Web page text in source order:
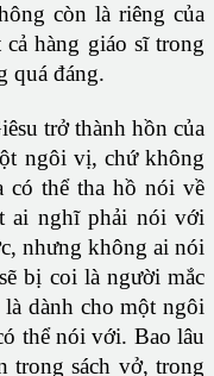
còn là riêng của
hàng giáo sĩ trong
quá đáng.
trở thành hồn của
ngôi vị, chứ không
có thể tha hồ nói về
ai nghĩ phải nói với
nhưng không ai nói
bị coi là người mắc
dành cho một ngôi
thể nói với. Bao lâu
trong sách vở, trong